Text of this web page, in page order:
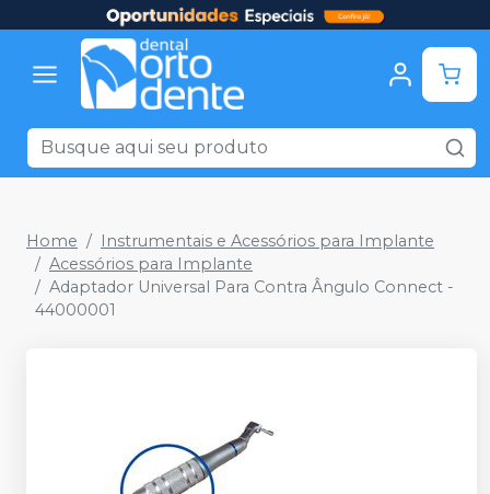
Home
Instrumentais e Acessórios para Implante
Acessórios para Implante
Adaptador Universal Para Contra Ângulo Connect -
44000001